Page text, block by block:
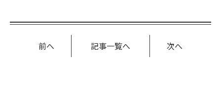
前へ 次へ
記事一覧へ